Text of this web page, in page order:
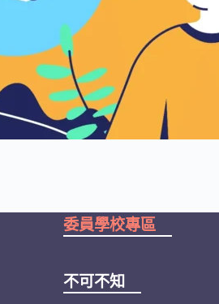
委員學校專區
不可不知